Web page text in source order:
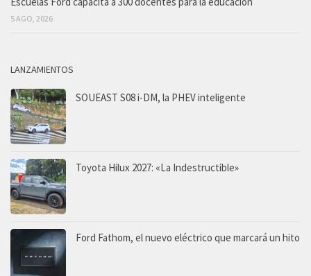
5 AGO, 2026
LANZAMIENTOS
SOUEAST S08 i-DM, la PHEV inteligente
Toyota Hilux 2027: «La Indestructible»
Ford Fathom, el nuevo eléctrico que marcará un hito